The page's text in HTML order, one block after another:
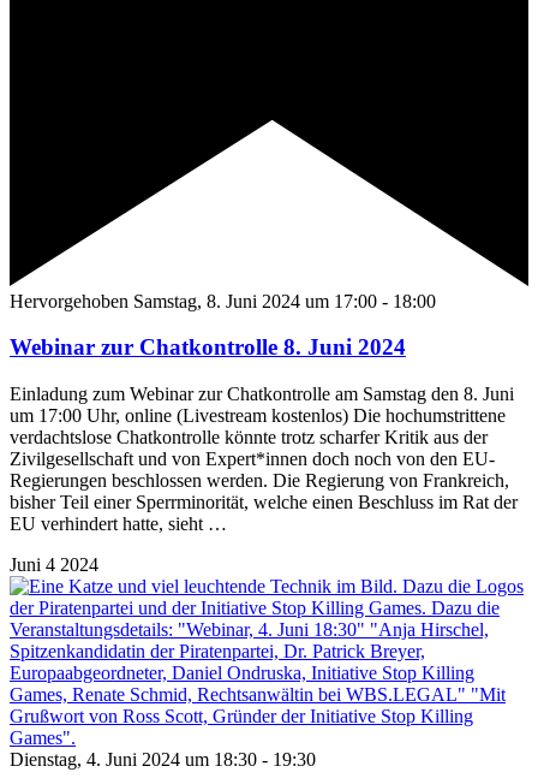
Hervorgehoben Samstag, 8. Juni 2024 um 17:00 - 18:00
Webinar zur Chatkontrolle 8. Juni 2024
Einladung zum Webinar zur Chatkontrolle am Samstag den 8. Juni
um 17:00 Uhr, online (Livestream kostenlos) Die hochumstrittene
verdachtslose Chatkontrolle könnte trotz scharfer Kritik aus der
Zivilgesellschaft und von Expert*innen doch noch von den EU-
Regierungen beschlossen werden. Die Regierung von Frankreich,
bisher Teil einer Sperrminorität, welche einen Beschluss im Rat der
EU verhindert hatte, sieht …
Juni 4 2024
Dienstag, 4. Juni 2024 um 18:30 - 19:30